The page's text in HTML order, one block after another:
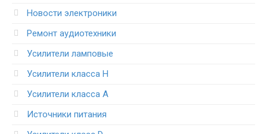
Новости электроники
Ремонт аудиотехники
Усилители ламповые
Усилители класса H
Усилители класса А
Источники питания